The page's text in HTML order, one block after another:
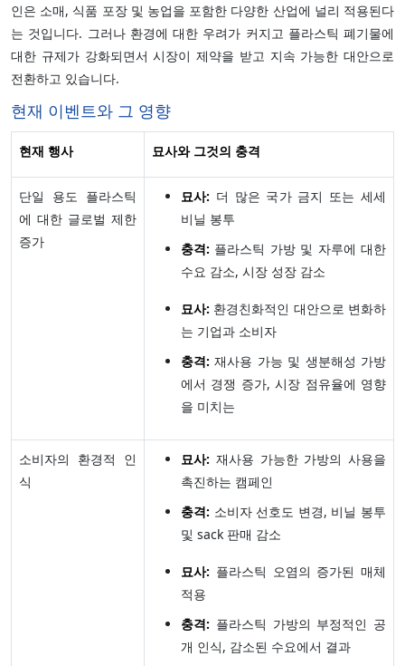
인은 소매, 식품 포장 및 농업을 포함한 다양한 산업에 널리 적용된다
는 것입니다. 그러나 환경에 대한 우려가 커지고 플라스틱 폐기물에
대한 규제가 강화되면서 시장이 제약을 받고 지속 가능한 대안으로
전환하고 있습니다.
현재 이벤트와 그 영향
현재 행사 묘사와 그것의 충격
단일 용도 플라스틱
에 대한 글로벌 제한
증가
묘사: 더 많은 국가 금지 또는 세세
비닐 봉투
충격: 플라스틱 가방 및 자루에 대한
수요 감소, 시장 성장 감소
묘사: 환경친화적인 대안으로 변화하
는 기업과 소비자
충격: 재사용 가능 및 생분해성 가방
에서 경쟁 증가, 시장 점유율에 영향
을 미치는
소비자의 환경적 인
식
묘사: 재사용 가능한 가방의 사용을
촉진하는 캠페인
충격: 소비자 선호도 변경, 비닐 봉투
및 sack 판매 감소
묘사: 플라스틱 오염의 증가된 매체
적용
충격: 플라스틱 가방의 부정적인 공
개 인식, 감소된 수요에서 결과